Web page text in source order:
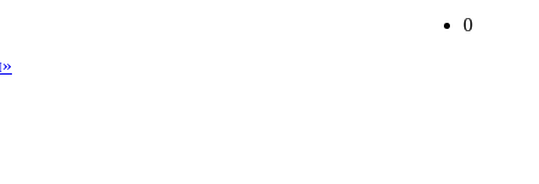
0